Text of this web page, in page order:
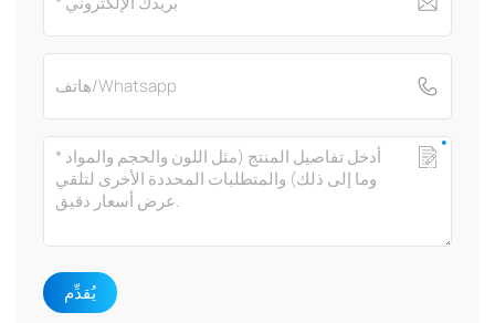
يُقدِّم